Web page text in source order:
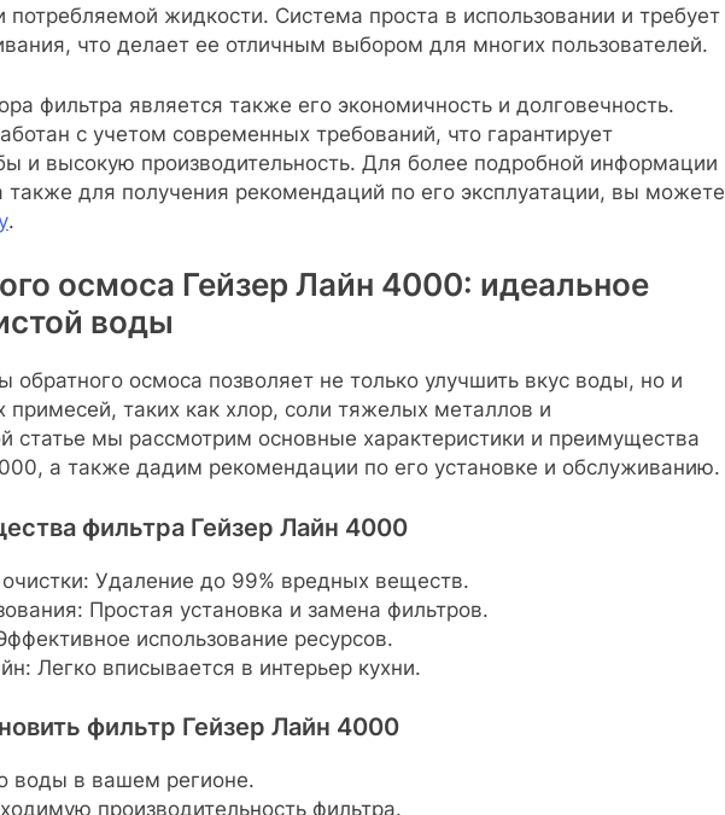
потребляемой жидкости. Система проста в использовании и требует
что делает ее отличным выбором для многих пользователей.
фильтра является также его экономичность и долговечность.
с учетом современных требований, что гарантирует
и высокую производительность. Для более подробной информации
также для получения рекомендаций по его эксплуатации, вы можете
.
осмоса Гейзер Лайн 4000: идеальное
воды
обратного осмоса позволяет не только улучшить вкус воды, но и
примесей, таких как хлор, соли тяжелых металлов и
статье мы рассмотрим основные характеристики и преимущества
а также дадим рекомендации по его установке и обслуживанию.
фильтра Гейзер Лайн 4000
Удаление до 99% вредных веществ.
Простая установка и замена фильтров.
использование ресурсов.
Легко вписывается в интерьер кухни.
фильтр Гейзер Лайн 4000
воды в вашем регионе.
производительность фильтра.